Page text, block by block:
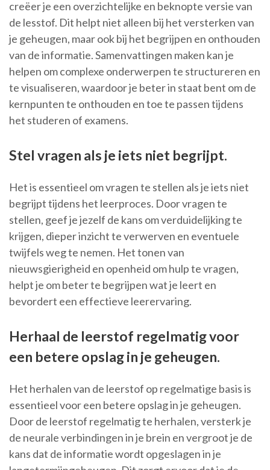
creëer je een overzichtelijke en beknopte versie van
de lesstof. Dit helpt niet alleen bij het versterken van
je geheugen, maar ook bij het begrijpen en onthouden
van de informatie. Samenvattingen maken kan je
helpen om complexe onderwerpen te structureren en
te visualiseren, waardoor je beter in staat bent om de
kernpunten te onthouden en toe te passen tijdens
het studeren of examens.
Stel vragen als je iets niet begrijpt.
Het is essentieel om vragen te stellen als je iets niet
begrijpt tijdens het leerproces. Door vragen te
stellen, geef je jezelf de kans om verduidelijking te
krijgen, dieper inzicht te verwerven en eventuele
twijfels weg te nemen. Het tonen van
nieuwsgierigheid en openheid om hulp te vragen,
helpt je om beter te begrijpen wat je leert en
bevordert een effectieve leerervaring.
Herhaal de leerstof regelmatig voor
een betere opslag in je geheugen.
Het herhalen van de leerstof op regelmatige basis is
essentieel voor een betere opslag in je geheugen.
Door de leerstof regelmatig te herhalen, versterk je
de neurale verbindingen in je brein en vergroot je de
kans dat de informatie wordt opgeslagen in je